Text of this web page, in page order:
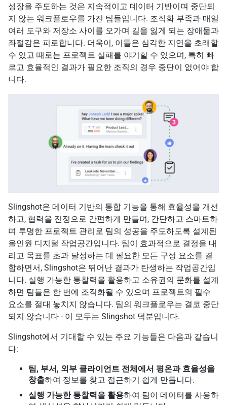
성장을 주도하는 것은 지속적이고 데이터 기반이며 중단되
지 않는 워크플로우를 가진 팀들입니다. 조직화 부족과 매일
여러 도구와 저장소 사이를 오가며 길을 잃게 되는 장애물과
좌절감은 피로합니다. 더욱이, 이들은 심각한 지연을 초래할
수 있고 때로는 프로젝트 실패를 야기할 수 있으며, 특히 빠
르고 효율적인 결과가 필요한 조직의 경우 중단이 없어야 합
니다.
Slingshot은 데이터 기반의 통합 기능을 통해 효율성을 개선
하고, 협력을 진정으로 간편하게 만들며, 간단하고 스마트하
며 투명한 프로젝트 관리로 팀의 성공을 주도하도록 설계된
올인원 디지털 작업공간입니다. 팀이 효과적으로 결정을 내
리고 목표를 초과 달성하는 데 필요한 모든 구성 요소를 결
합하면서, Slingshot은 뛰어난 결과가 탄생하는 작업공간입
니다. 실행 가능한 통찰력을 활용하고 소유권의 문화를 설계
하면 팀들은 한 번에 조직화될 수 있으며 프로젝트의 필수
요소를 절대 놓치지 않습니다. 팀의 워크플로우는 결코 중단
되지 않습니다 - 이 모두는 Slingshot 덕분입니다.
Slingshot에서 기대할 수 있는 주요 기능들은 다음과 같습니
다:
팀, 부서, 외부 클라이언트 전체에서 평온과 효율성을
창출하여 정보를 찾고 접근하기 쉽게 만듭니다.
실행 가능한 통찰력을 활용하여 팀이 데이터를 사용하